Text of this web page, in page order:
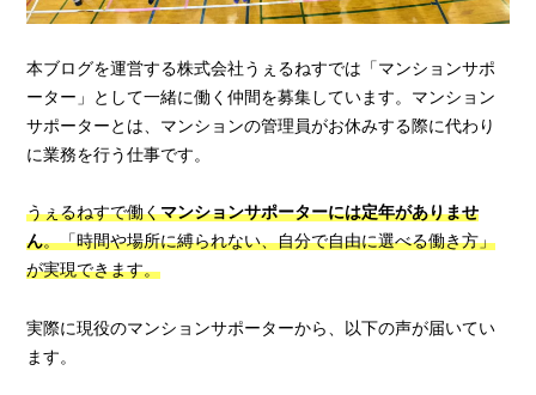
本ブログを運営する株式会社うぇるねすでは「マンションサポ
ーター」として一緒に働く仲間を募集しています。マンション
サポーターとは、マンションの管理員がお休みする際に代わり
に業務を行う仕事です。
うぇるねすで働くマンションサポーターには定年がありませ
ん。「時間や場所に縛られない、自分で自由に選べる働き方」
が実現できます。
実際に現役のマンションサポーターから、以下の声が届いてい
ます。